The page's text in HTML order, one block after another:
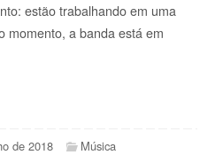
estão trabalhando em uma
momento, a banda está em
de 2018 Música